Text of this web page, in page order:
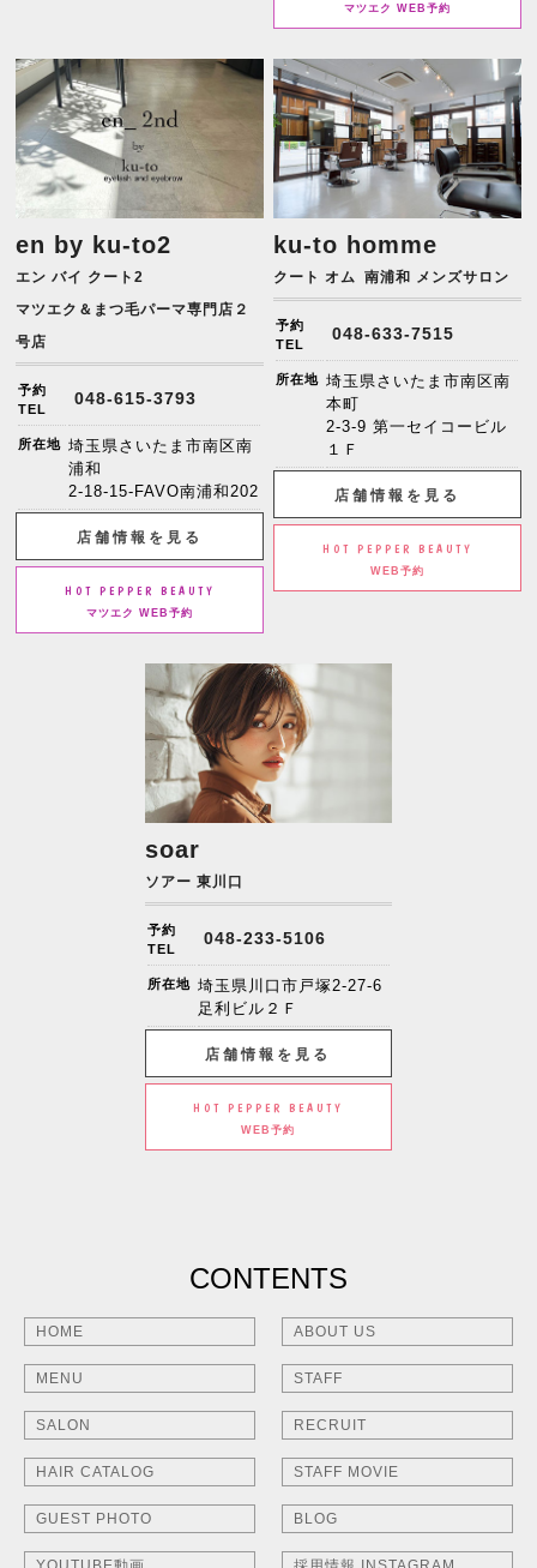
マツエク WEB予約
en by ku-to2
エン バイ クート2
マツエク＆まつ毛パーマ専門店２
号店
予約
TEL
048-615-3793
所在地 埼玉県さいたま市南区南
浦和
2-18-15-FAVO南浦和202
店舗情報を見る
HOT PEPPER BEAUTY
マツエク WEB予約
ku-to homme
クート オム 南浦和 メンズサロン
予約
TEL
048-633-7515
所在地 埼玉県さいたま市南区南
本町
2-3-9 第一セイコービル
１Ｆ
店舗情報を見る
HOT PEPPER BEAUTY
WEB予約
soar
ソアー 東川口
予約
TEL
048-233-5106
所在地 埼玉県川口市戸塚2-27-6
足利ビル２Ｆ
店舗情報を見る
HOT PEPPER BEAUTY
WEB予約
CONTENTS
HOME ABOUT US
MENU STAFF
SALON RECRUIT
HAIR CATALOG STAFF MOVIE
GUEST PHOTO BLOG